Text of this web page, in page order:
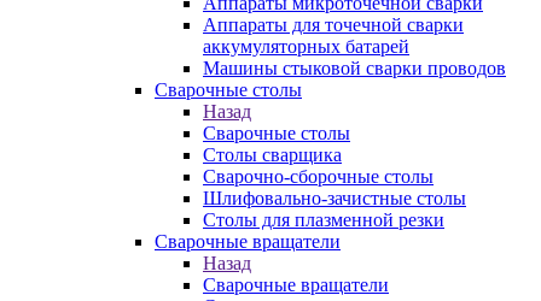
Аппараты для точечной сварки
аккумуляторных батарей
Машины стыковой сварки проводов
Сварочные столы
Назад
Сварочные столы
Столы сварщика
Сварочно-сборочные столы
Шлифовально-зачистные столы
Столы для плазменной резки
Сварочные вращатели
Назад
Сварочные вращатели